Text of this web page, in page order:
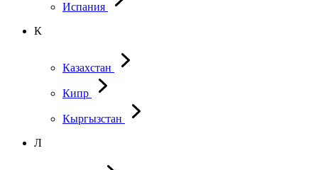
Испания
К
Казахстан
Кипр
Кыргызстан
Л